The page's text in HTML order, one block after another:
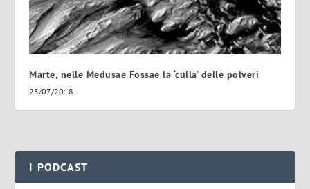
Marte, nelle Medusae Fossae la ‘culla’ delle polveri
25/07/2018
I PODCAST